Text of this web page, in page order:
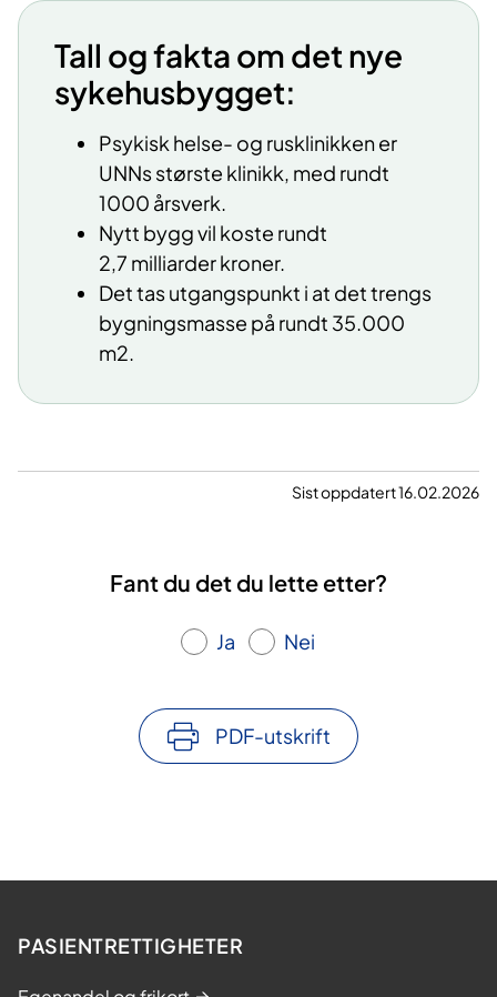
Tall og fakta om det nye
sykehusbygget:
​Psykisk helse- og rusklinikken er
UNNs største klinikk, med rundt
1000 årsverk.
Nytt bygg vil koste rundt
2,7 milliarder kroner.
Det tas utgangspunkt i at det trengs
bygningsmasse på rundt 35.000
m2.
Sist oppdatert 16.02.2026
Fant du det du lette etter?
Ja Nei
PDF-utskrift
PASIENTRETTIGHETER